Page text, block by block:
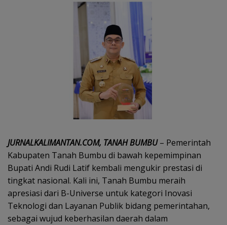
JURNALKALIMANTAN.COM, TANAH BUMBU– Pemerintah
Kabupaten Tanah Bumbu di bawah kepemimpinan
Bupati Andi Rudi Latif kembali mengukir prestasi di
tingkat nasional. Kali ini, Tanah Bumbu meraih
apresiasi dari B-Universe untuk kategori Inovasi
Teknologi dan Layanan Publik bidang pemerintahan,
sebagai wujud keberhasilan daerah dalam